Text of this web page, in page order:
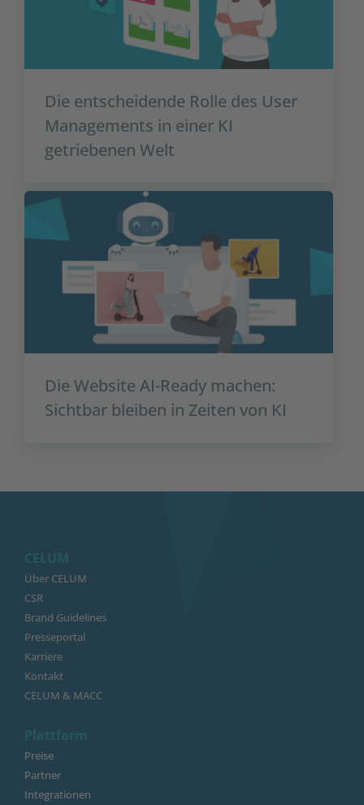
Die entscheidende Rolle des User
Managements in einer KI
getriebenen Welt
Die Website AI-Ready machen:
Sichtbar bleiben in Zeiten von KI
CELUM
Über CELUM
CSR
Brand Guidelines
Presseportal
Karriere
Kontakt
CELUM & MACC
Plattform
Preise
Partner
Integrationen